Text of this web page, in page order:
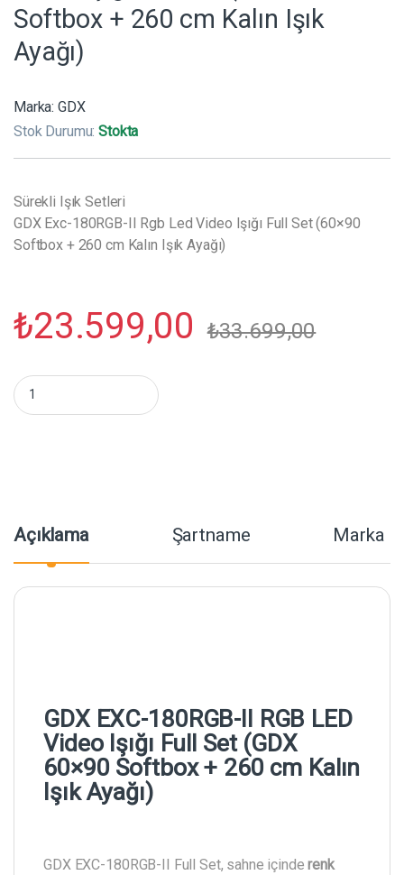
Softbox + 260 cm Kalın Işık
Ayağı)
Marka: GDX
Stok Durumu:Stokta
Sürekli Işık Setleri
GDX Exc-180RGB-II Rgb Led Video Işığı Full Set (60×90
Softbox + 260 cm Kalın Işık Ayağı)
₺23.599,00 ₺33.699,00
GDX Exc-180RGB-II Rgb Led Video Işığı Full Set (60x90
Açıklama Şartname Marka
GDX EXC-180RGB-II RGB LED
Video Işığı Full Set (GDX
60×90 Softbox + 260 cm Kalın
Işık Ayağı)
GDX EXC-180RGB-II Full Set, sahne içinderenk